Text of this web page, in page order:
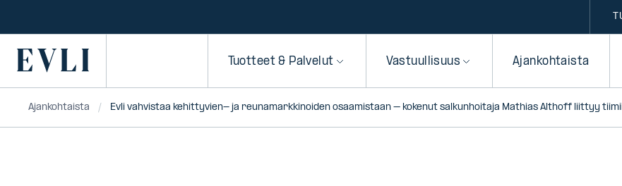
Primary Tuotteet & Palvelut Vastuullisuus Ajankohtaista
Ajankohtaista Evli vahvistaa kehittyvien- ja reunamarkkinoiden osaamistaan – kokenut salkunhoitaja Mathias Althoff liittyy